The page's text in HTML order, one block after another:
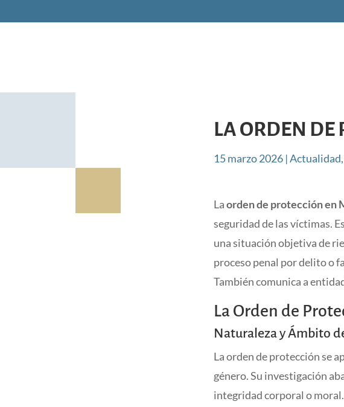
LA ORDEN DE
15 marzo 2026 |Actualidad,
Laorden de protección en
seguridad de las víctimas.
una situación objetiva de
proceso penal por delito o
También comunica a
La Orden de
Naturaleza y Ámbito
La orden de protección se
género. Su investigación
integridad corporal o